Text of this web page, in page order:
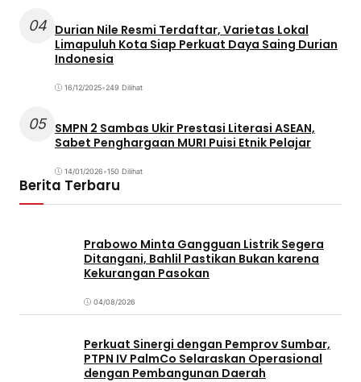
04 Durian Nile Resmi Terdaftar, Varietas Lokal
Limapuluh Kota Siap Perkuat Daya Saing Durian
Indonesia
16/12/2025•249 Dilihat
05 SMPN 2 Sambas Ukir Prestasi Literasi ASEAN,
Sabet Penghargaan MURI Puisi Etnik Pelajar
14/01/2026•150 Dilihat
Berita Terbaru
Prabowo Minta Gangguan Listrik Segera
Ditangani, Bahlil Pastikan Bukan karena
Kekurangan Pasokan
04/08/2026
Perkuat Sinergi dengan Pemprov Sumbar,
PTPN IV PalmCo Selaraskan Operasional
dengan Pembangunan Daerah